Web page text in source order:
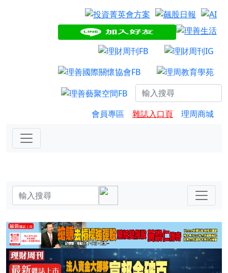
會員專區 雜誌入口頁 理周商城